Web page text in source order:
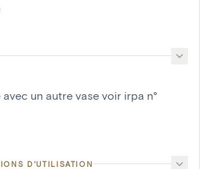
un autre vase voir irpa n°
D'UTILISATION